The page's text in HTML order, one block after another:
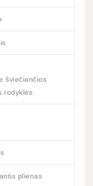
šviečiančios
rodyklės
plienas